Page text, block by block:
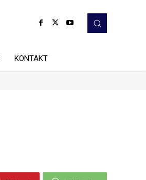
KONTAKT